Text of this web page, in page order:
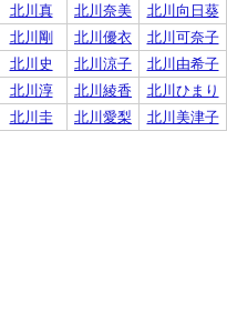
北川真 北川奈美
北川向日葵
北川剛 北川優衣
北川可奈子
北川史 北川涼子
北川由希子
北川淳 北川綾香
北川ひまり
北川圭 北川愛梨 北川美津子